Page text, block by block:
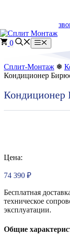
0 Меню
Сплит-Монтаж ❅
Кондиционер
Кондиционер
Цена:
74 390 ₽
Бесплатная
техническое
эксплуатации.
Общие